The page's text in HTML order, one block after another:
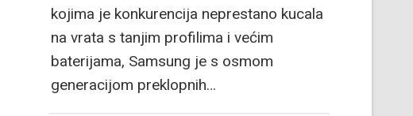
kojima je konkurencija neprestano kucala
na vrata s tanjim profilima i većim
baterijama, Samsung je s osmom
generacijom preklopnih…